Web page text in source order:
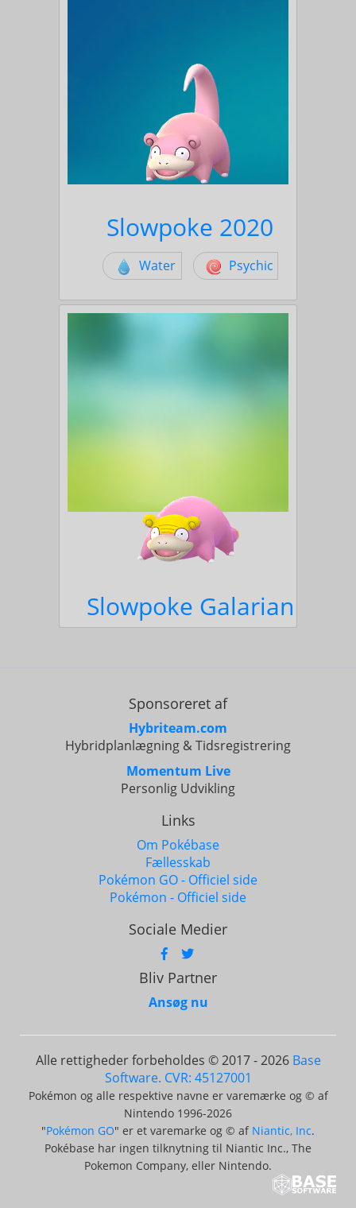
Slowpoke 2020
Water Psychic
Slowpoke Galarian
Sponsoreret af
Hybriteam.com
Hybridplanlægning & Tidsregistrering
Momentum Live
Personlig Udvikling
Links
Om Pokébase
Fællesskab
Pokémon GO - Officiel side
Pokémon - Officiel side
Sociale Medier
Bliv Partner
Ansøg nu
Alle rettigheder forbeholdes © 2017 - 2026 Base
Software. CVR: 45127001
Pokémon og alle respektive navne er varemærke og © af
Nintendo 1996-2026
"Pokémon GO" er et varemarke og © af Niantic, Inc.
Pokébase har ingen tilknytning til Niantic Inc., The
Pokemon Company, eller Nintendo.